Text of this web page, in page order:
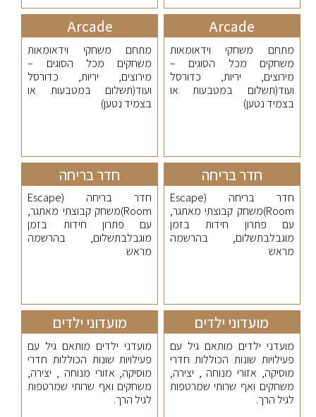
Arcade
מתחם משחקי וידאומאות
משחקים מכל הסוגים –
מירוצים, יריות, כדורסל
ועוד(תשלום במטבעות או
בצמיד נטען)
Arcade
מתחם משחקי וידאומאות
משחקים מכל הסוגים –
מירוצים, יריות, כדורסל
ועוד(תשלום במטבעות או
בצמיד נטען)
חדר בריחה
חדר בריחה (Escape
Room)משחק קבוצתי מאתגר,
עם פתרון חידות בזמן
מוגבלבתשלום, בהרשמה
מראש
חדר בריחה
חדר בריחה (Escape
Room)משחק קבוצתי מאתגר,
עם פתרון חידות בזמן
מוגבלבתשלום, בהרשמה
מראש
מועדוני ילדים
מועדני ילדים מותאם גיל עם
פעילויות שונות הכוללות חדרי
מוסיקה, אזורי מנוחה , יצירה,
משחקים ואף שרותי שמרטפות
לגיל הרך.
מועדוני ילדים
מועדני ילדים מותאם גיל עם
פעילויות שונות הכוללות חדרי
מוסיקה, אזורי מנוחה , יצירה,
משחקים ואף שרותי שמרטפות
לגיל הרך.